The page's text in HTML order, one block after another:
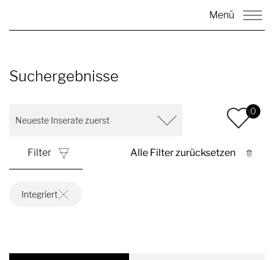
Menü
Suchergebnisse
Filter Alle Filter zurücksetzen
0
Integriert